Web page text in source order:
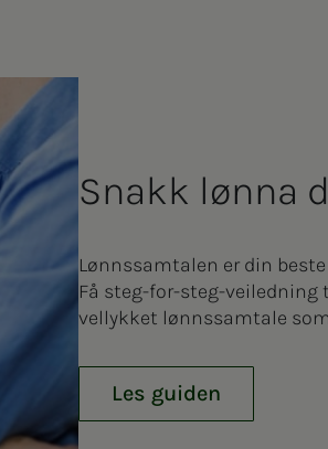
Snakk lønna
Lønnssamtalen er din
Få steg-for-steg-veiledning
vellykket lønnssamtale
Les guiden